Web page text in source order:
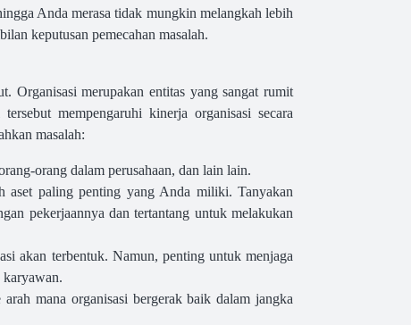
Anda merasa tidak mungkin melangkah lebih
keputusan pemecahan masalah.
Organisasi merupakan entitas yang sangat rumit
mempengaruhi kinerja organisasi secara
masalah:
orang dalam perusahaan, dan lain lain.
aset paling penting yang Anda miliki. Tanyakan
pekerjaannya dan tertantang untuk melakukan
akan terbentuk. Namun, penting untuk menjaga
mana organisasi bergerak baik dalam jangka